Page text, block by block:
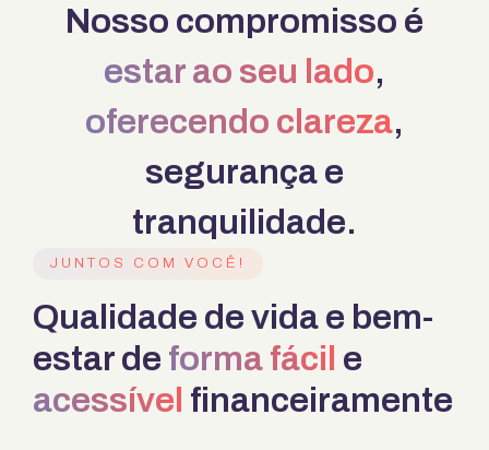
Nosso compromisso é
estar ao seu lado,
oferecendo clareza,
segurança e
tranquilidade.
JUNTOS COM VOCÊ!
Qualidade de vida e bem-
estar de forma fácil e
acessível financeiramente